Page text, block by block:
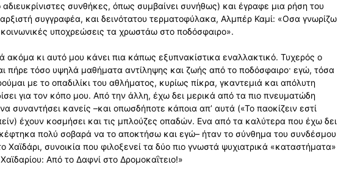
συνθήκες, όπως συμβαίνει συνήθως) και έγραφε μια ρήση του
συγγραφέα, και δεινότατου τερματοφύλακα, Αλμπέρ Καμί: «Οσα γνωρίζω
κοινωνικές υποχρεώσεις τα χρωστάω στο ποδόσφαιρο».
ακόμα κι αυτό μου κάνει πια κάπως εξυπνακίστικα εναλλακτικό. Τυχερός ο
πήρε τόσο υψηλά μαθήματα αντίληψης και ζωής από το ποδόσφαιρο· εγώ, τόσα
με το οπαδιλίκι του αθλήματος, κυρίως πίκρα, γκαντεμιά και απόλυτη
για τον κόπο μου. Από την άλλη, έχω δει μερικά από τα πιο πνευματώδη
συναντήσει κανείς –και οπωσδήποτε κάποια απ’ αυτά («Το παοκίζειν εστί
έχουν κοσμήσει και τις μπλούζες οπαδών. Ενα από τα καλύτερα που έχω δει
πολύ σοβαρά να το αποκτήσω και εγώ– ήταν το σύνθημα του συνδέσμου
συνοικία που φιλοξενεί τα δύο πιο γνωστά ψυχιατρικά «καταστήματα»
Από το Δαφνί στο Δρομοκαΐτειο!»